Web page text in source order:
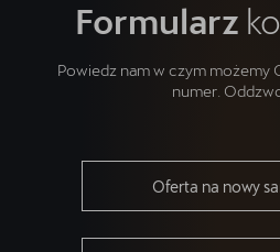
Formularz
Powiedz nam w czym możemy
numer.
Oferta na nowy